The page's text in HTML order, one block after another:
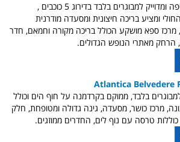
מלון מדהים עם עיצוב יפיפה ומדוייק למבוגרים בלבד בדירוג 5 כוכבים ,
ומציע בריכה חיצונית ומסעדה מודרנית
מרכז ספא מושקע הכולל בריכה מקורה וחמאם, חדר
הרחק מאתרי הנופש הגדולים.
Atlantica Belvedere
כוכבים גם למבוגרים בלבד, ממוקם בקרדמנה על חוף הים וכולל
מרכז כושר, מסעדה, גינה גדולה ומטופחת, חלק
טרסה עם נוף לים, החדרים ממוזגים.